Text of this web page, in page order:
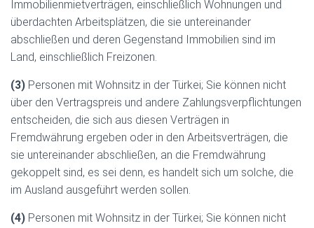
Immobilienmietverträgen, einschließlich Wohnungen und
überdachten Arbeitsplätzen, die sie untereinander
abschließen und deren Gegenstand Immobilien sind im
Land, einschließlich Freizonen.
(3) Personen mit Wohnsitz in der Türkei; Sie können nicht
über den Vertragspreis und andere Zahlungsverpflichtungen
entscheiden, die sich aus diesen Verträgen in
Fremdwährung ergeben oder in den Arbeitsverträgen, die
sie untereinander abschließen, an die Fremdwährung
gekoppelt sind, es sei denn, es handelt sich um solche, die
im Ausland ausgeführt werden sollen.
(4) Personen mit Wohnsitz in der Türkei; Sie können nicht